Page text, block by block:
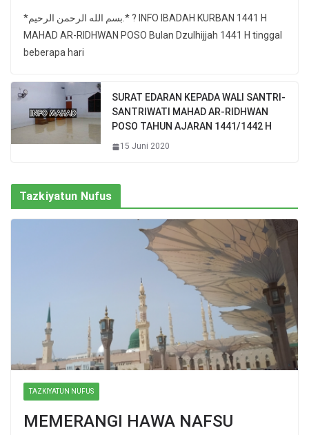
*بسم الله الرحمن الرحيم.* ? INFO IBADAH KURBAN 1441 H
MAHAD AR-RIDHWAN POSO Bulan Dzulhijjah 1441 H tinggal
beberapa hari
SURAT EDARAN KEPADA WALI SANTRI-
SANTRIWATI MAHAD AR-RIDHWAN
POSO TAHUN AJARAN 1441/1442 H
15 Juni 2020
Tazkiyatun Nufus
TAZKIYATUN NUFUS
MEMERANGI HAWA NAFSU